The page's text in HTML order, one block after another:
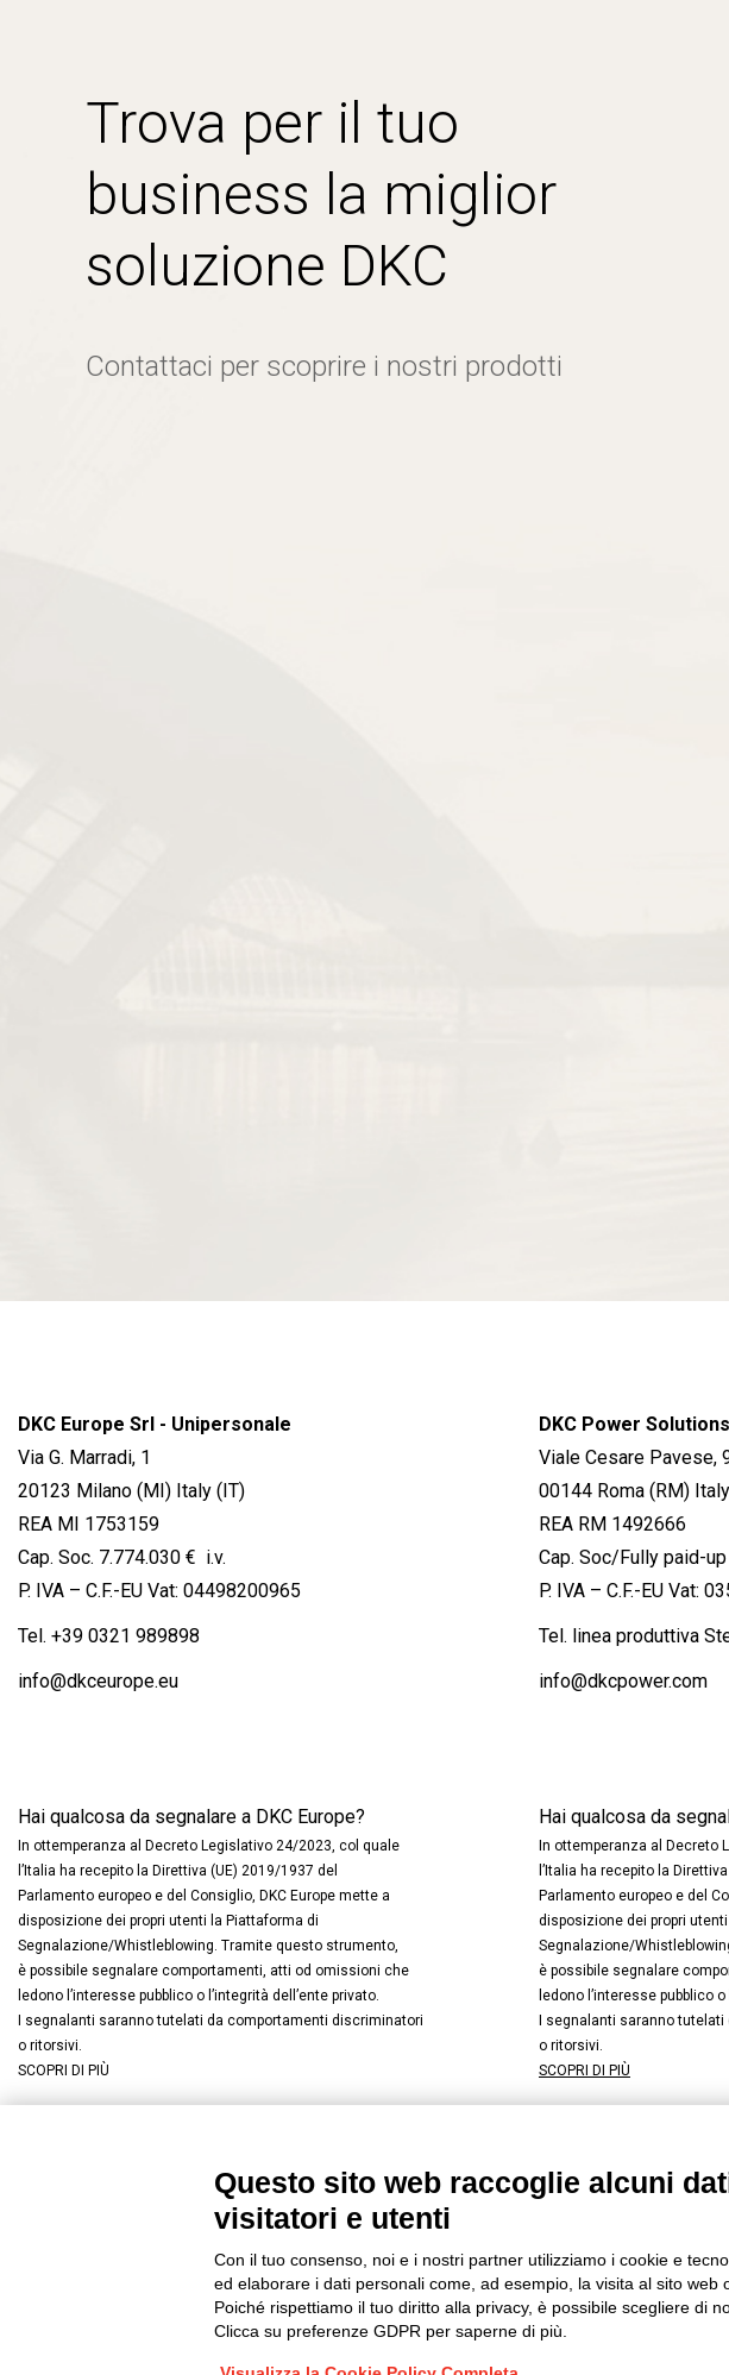
Trova per il tuo
business la miglior
soluzione DKC
Contattaci per scoprire i nostri prodotti
DKC Europe Srl - Unipersonale
Via G. Marradi, 1
20123 Milano (MI) Italy (IT)
REA MI 1753159
Cap. Soc. 7.774.030 € i.v.
P. IVA – C.F.-EU Vat: 04498200965
Tel. +39 0321 989898
info@dkceurope.eu
Hai qualcosa da segnalare a DKC Europe?
In ottemperanza al Decreto Legislativo 24/2023, col quale
l’Italia ha recepito la Direttiva (UE) 2019/1937 del
Parlamento europeo e del Consiglio, DKC Europe mette a
disposizione dei propri utenti la Piattaforma di
Segnalazione/Whistleblowing. Tramite questo strumento,
è possibile segnalare comportamenti, atti od omissioni che
ledono l’interesse pubblico o l’integrità dell’ente privato.
I segnalanti saranno tutelati da comportamenti discriminatori
o ritorsivi.
SCOPRI DI PIÙ
DKC Power
Viale Cesare Pavese,
00144 Roma (RM)
REA RM 1492666
Cap. Soc/Fully paid-
P. IVA – C.F.-EU Vat:
Tel. linea produttiva
info@dkcpower.com
Hai qualcosa da
In ottemperanza al Decreto
l’Italia ha recepito la
Parlamento europeo e del
disposizione dei propri
Segnalazione/
è possibile segnalare
ledono l’interesse pubblico
I segnalanti saranno
o ritorsivi.
SCOPRI DI PIÙ
FACEBOOK LINKEDIN / YOUTUBE INSTAGRAM
Privacy -Cookies -Modifica preferenze Cookie
Questo sito web raccoglie alcuni
visitatori e utenti
Con il tuo consenso, noi e i nostri partner utilizziamo i cookie e
ed elaborare i dati personali come, ad esempio, la visita al sito web
Poiché rispettiamo il tuo diritto alla privacy, è possibile scegliere di
Clicca su preferenze GDPR per saperne di più.